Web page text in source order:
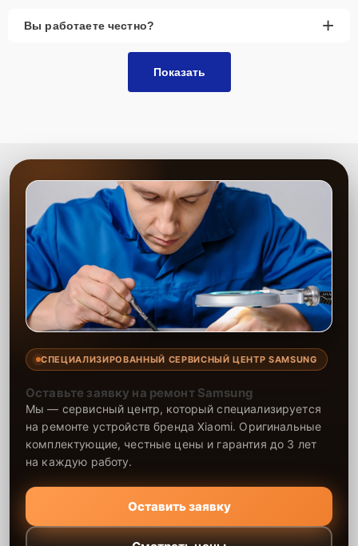
Вы работаете честно? +
Показать
СПЕЦИАЛИЗИРОВАННЫЙ СЕРВИСНЫЙ ЦЕНТР SAMSUNG
Оставьте заявку на ремонт Samsung
Мы — сервисный центр, который специализируется
на ремонте устройств бренда Xiaomi. Оригинальные
комплектующие, честные цены и гарантия до 3 лет
на каждую работу.
Оставить заявку